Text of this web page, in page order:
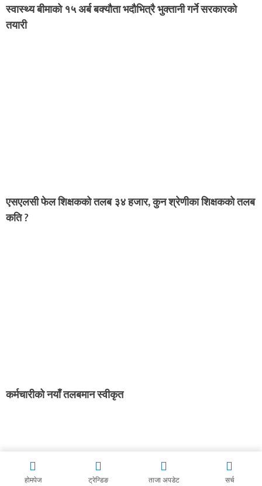
स्वास्थ्य बीमाको १५ अर्ब बक्यौता भदौभित्रै भुक्तानी गर्ने सरकारको
तयारी
एसएलसी फेल शिक्षकको तलब ३४ हजार, कुन श्रेणीका शिक्षकको तलब
कति ?
कर्मचारीको नयाँ तलबमान स्वीकृत
होमपेज ट्रेन्डिङ ताजा अपडेट सर्च